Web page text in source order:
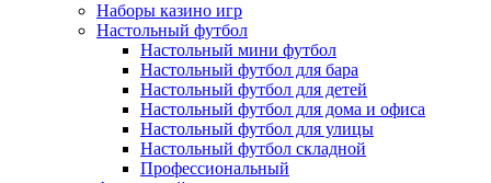
Наборы казино игр
Настольный футбол
Настольный мини футбол
Настольный футбол для бара
Настольный футбол для детей
Настольный футбол для дома и офиса
Настольный футбол для улицы
Настольный футбол складной
Профессиональный